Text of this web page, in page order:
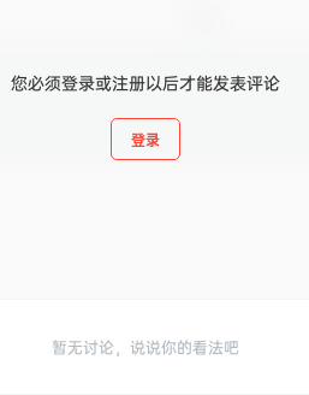
您必须登录或注册以后才能发表评论
登录
暂无讨论，说说你的看法吧